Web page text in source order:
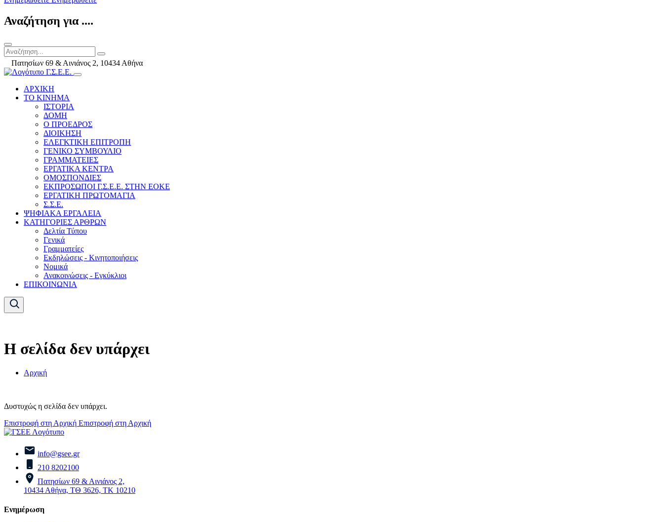
Αναζήτηση για ....
Πατησίων 69 & Αινιάνος 2, 10434 Αθήνα
ΑΡΧΙΚΗ
ΤΟ ΚΙΝΗΜΑ
ΙΣΤΟΡΙΑ
ΔΟΜΗ
Ο ΠΡΟΕΔΡΟΣ
ΔΙΟΙΚΗΣΗ
ΕΛΕΓΚΤΙΚΗ ΕΠΙΤΡΟΠΗ
ΓΕΝΙΚΟ ΣΥΜΒΟΥΛΙΟ
ΓΡΑΜΜΑΤΕΙΕΣ
ΕΡΓΑΤΙΚΑ ΚΕΝΤΡΑ
ΟΜΟΣΠΟΝΔΙΕΣ
ΕΚΠΡΟΣΩΠΟΙ Γ.Σ.Ε.Ε. ΣΤΗΝ ΕΟΚΕ
ΕΡΓΑΤΙΚΗ ΠΡΩΤΟΜΑΓΙΑ
Σ.Σ.Ε.
ΨΗΦΙΑΚΑ ΕΡΓΑΛΕΙΑ
ΚΑΤΗΓΟΡΙΕΣ ΑΡΘΡΩΝ
Δελτία Τύπου
Γενικά
Γραμματείες
Εκδηλώσεις - Κινητοποιήσεις
Νομικά
Ανακοινώσεις - Εγκύκλιοι
ΕΠΙΚΟΙΝΩΝΙΑ
Η σελίδα δεν υπάρχει
Αρχική
Δυστυχώς η σελίδα δεν υπάρχει.
Επιστροφή στη Αρχική Επιστροφή στη Αρχική
info@gsee.gr
210 8202100
Πατησίων 69 & Αινιάνος 2,
10434 Αθήνα, ΤΘ 3626, ΤΚ 10210
Ενημέρωση